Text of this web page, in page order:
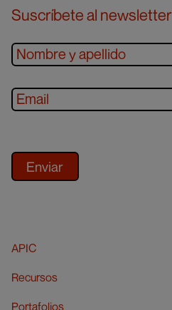
Suscríbete al newsletter
APIC
Recursos
Portafolios